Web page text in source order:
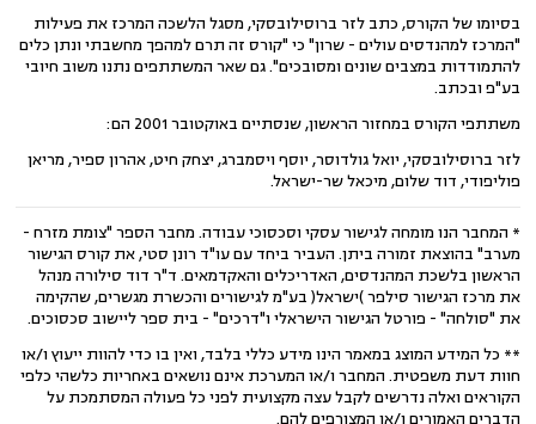
בסיומו של הקורס, כתב לזר ברוסילובסקי, מסגל הלשכה המרכז את פעילות
"המרכז למהנדסים עולים - שרון" כי "קורס זה תרם למהפך מחשבתי ונתן כלים
להתמודדות במצבים שונים ומסובכים". גם שאר המשתתפים נתנו משוב חיובי
בע"פ ובכתב.
משתתפי הקורס במחזור הראשון, שנסתיים באוקטובר 2001 הם:
לזר ברוסילובסקי, יואל גולדוסר, יוסף ויסמברג, יצחק חיט, אהרון ספיר, מריאן
פוליפודי, דוד שלום, מיכאל שר-ישראל.
* המחבר הנו מומחה לגישור עסקי וסכסוכי עבודה. מחבר הספר "צומת מזרח -
מערב" בהוצאת זמורה ביתן. העביר ביחד עם עו"ד רונן סטי, את קורס הגישור
הראשון בלשכת המהנדסים, האדריכלים והאקדמאים. ד"ר דוד סילורה מנהל
את מרכז הגישור סילפר )ישראל( בע"מ לגישורים והכשרת מגשרים, שהקימה
את "סולחה" - פורטל הגישור הישראלי ו"דרכים" - בית ספר ליישוב סכסוכים.
** כל המידע המוצג במאמר הינו מידע כללי בלבד, ואין בו כדי להוות ייעוץ ו/או
חוות דעת משפטית. המחבר ו/או המערכת אינם נושאים באחריות כלשהי כלפי
הקוראים ואלה נדרשים לקבל עצה מקצועית לפני כל פעולה המסתמכת על
הדברים האמורים ו/או המצורפים להם.